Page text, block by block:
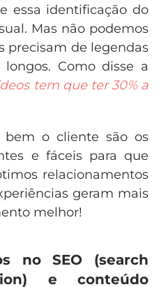
essa identificação do
Mas não podemos
precisam de legendas
Como disse a
tem que ter 30% a
bem o cliente são os
e fáceis para que
relacionamentos
geram mais
melhor!
no SEO (search
e conteúdo